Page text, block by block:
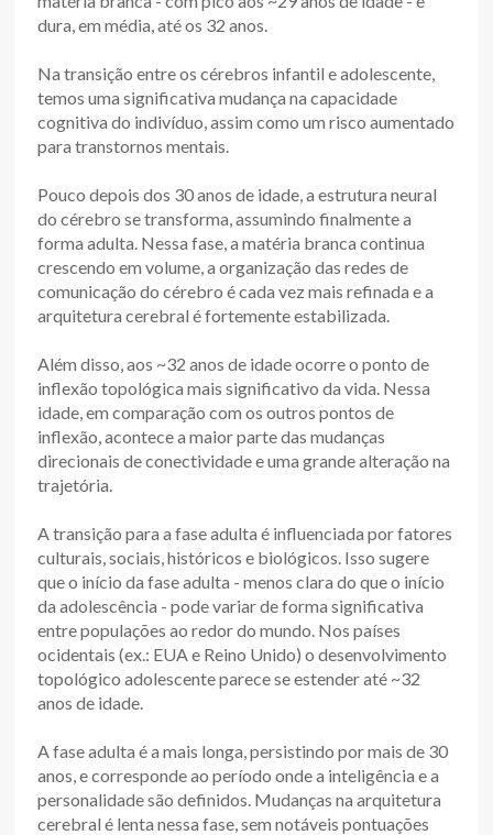
dura, em média, até os 32 anos.
Na transição entre os cérebros infantil e adolescente,
temos uma significativa mudança na capacidade
cognitiva do indivíduo, assim como um risco aumentado
para transtornos mentais.
Pouco depois dos 30 anos de idade, a estrutura neural
do cérebro se transforma, assumindo finalmente a
forma adulta. Nessa fase, a matéria branca continua
crescendo em volume, a organização das redes de
comunicação do cérebro é cada vez mais refinada e a
arquitetura cerebral é fortemente estabilizada.
Além disso, aos ~32 anos de idade ocorre o ponto de
inflexão topológica mais significativo da vida. Nessa
idade, em comparação com os outros pontos de
inflexão, acontece a maior parte das mudanças
direcionais de conectividade e uma grande alteração na
trajetória.
A transição para a fase adulta é influenciada por fatores
culturais, sociais, históricos e biológicos. Isso sugere
que o início da fase adulta - menos clara do que o início
da adolescência - pode variar de forma significativa
entre populações ao redor do mundo. Nos países
ocidentais (ex.: EUA e Reino Unido) o desenvolvimento
topológico adolescente parece se estender até ~32
anos de idade.
A fase adulta é a mais longa, persistindo por mais de 30
anos, e corresponde ao período onde a inteligência e a
personalidade são definidos. Mudanças na arquitetura
cerebral é lenta nessa fase, sem notáveis pontuações